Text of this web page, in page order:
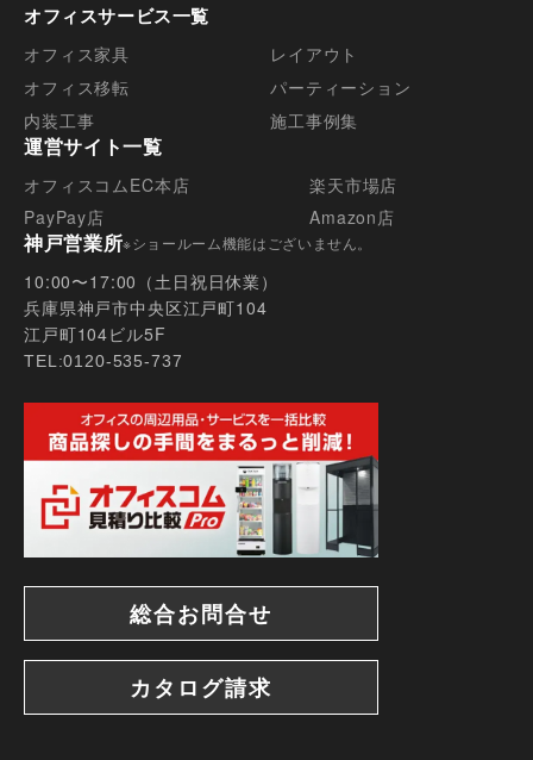
オフィスのデスクレイアウトの基本！基準寸法や適
切な通路幅とは？
【事例あり】オフィスを間仕切る4つの方法！メ
オフィスサービス一覧
オフィス家具
レイアウト
オフィス移転
パーティーション
内装工事
施工事例集
運営サイト一覧
オフィスコムEC本店
楽天市場店
PayPay店
Amazon店
神戸営業所※ショールーム機能はございません。
10:00〜17:00（土日祝日休業）
兵庫県神戸市中央区江戸町104
江戸町104ビル5F
TEL:0120-535-737
総合お問合せ
カタログ請求